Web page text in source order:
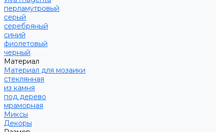
перламутровый
серый
серебряный
синий
фиолетовый
черный
Материал
Материал для мозаики
стеклянная
из камня
под дерево
мраморная
Миксы
Декоры